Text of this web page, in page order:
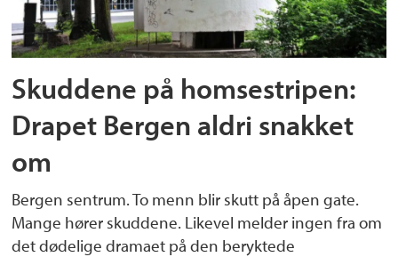
Skuddene på homsestripen:
Drapet Bergen aldri snakket
om
Bergen sentrum. To menn blir skutt på åpen gate.
Mange hører skuddene. Likevel melder ingen fra om
det dødelige dramaet på den beryktede